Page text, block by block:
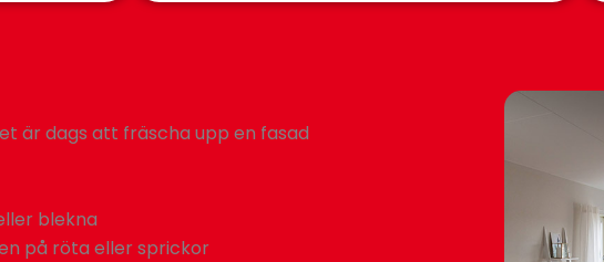
är dags att fräscha upp en fasad
blekna
på röta eller sprickor